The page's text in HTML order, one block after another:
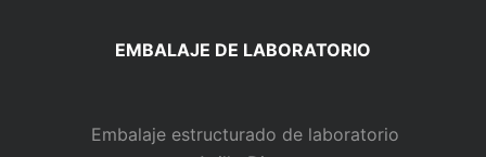
EMBALAJE DE LABORATORIO
Embalaje estructurado de laboratorio